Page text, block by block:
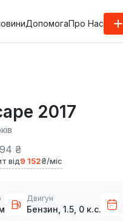
ДопомогаПро Нас
2017
₴
від9 152₴/міс
Двигун
Бензин, 1.5, 0 к.с.